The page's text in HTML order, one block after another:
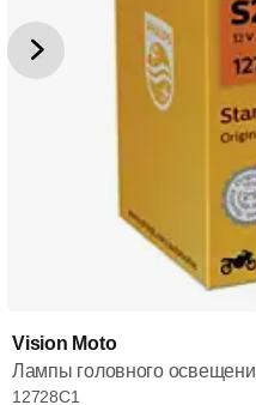
Vision Moto
Лампы головного
12728C1